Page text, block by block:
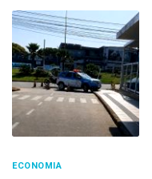
ECONOMIA